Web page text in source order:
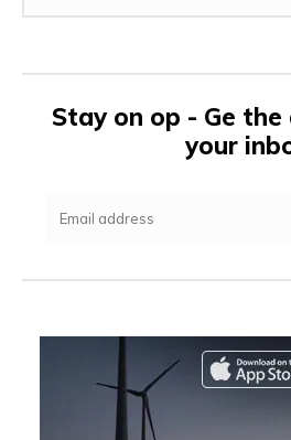
Stay on op - Ge
your